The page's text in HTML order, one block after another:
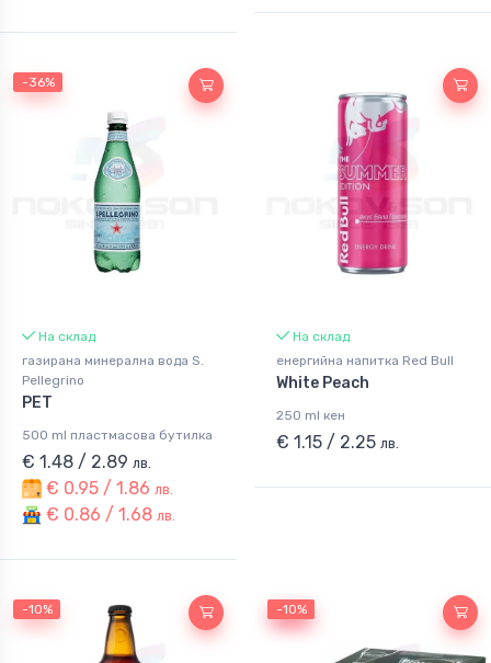
-36%
На склад
газирана минерална вода S.
Pellegrino
PET
500 ml пластмасова бутилка
€ 1.48 / 2.89 лв.
€ 0.95 / 1.86 лв.
€ 0.86 / 1.68 лв.
На склад
енергийна напитка Red Bull
White Peach
250 ml кен
€ 1.15 / 2.25 лв.
-10% -10%
-10%